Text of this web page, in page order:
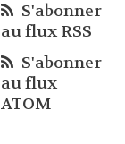
S'abonner
au flux RSS
S'abonner
au flux
ATOM